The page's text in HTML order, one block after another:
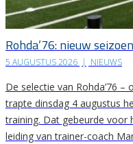
Rohda’76: nieuw
5 AUGUSTUS 2026 | NIEUWS
De selectie van Rohda’76
trapte dinsdag 4 augustus
training. Dat gebeurde voor
leiding van trainer-coach